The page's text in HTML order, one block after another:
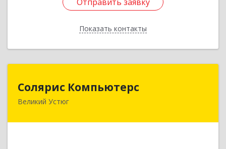
Показать контакты
Назад
Солярис Компьютерс
Великий Устюг
162390, Вологодская обл, Великий Устюг г,